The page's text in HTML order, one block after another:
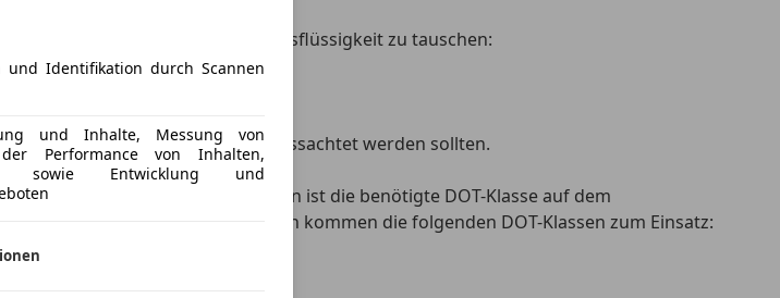
und Identifikation durch Scannen
und Inhalte, Messung von
Performance von Inhalten,
sowie Entwicklung und
gegen klare hellgelbe Bremsflüssigkeit zu tauschen:
vorgeschrieben sind und nicht missachtet werden sollten.
Bei vielen Motorrädern ist die benötigte DOT-Klasse auf dem
Handbuch. Bei den Zweirädern kommen die folgenden DOT-Klassen zum Einsatz: